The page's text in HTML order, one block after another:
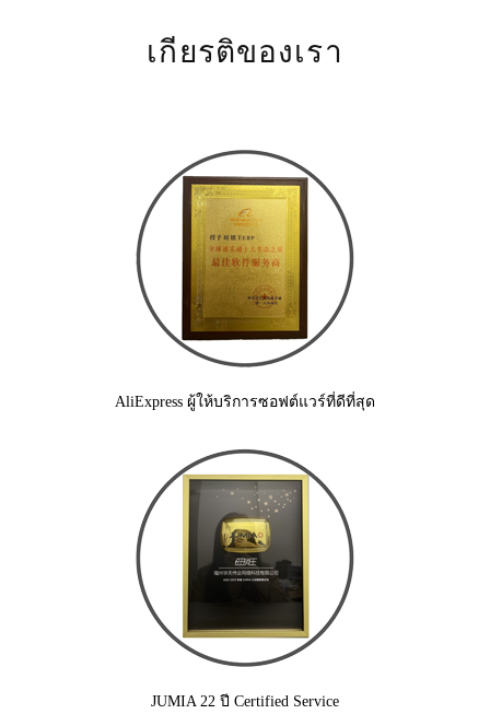
เกียรติของเรา
AliExpress ผู้ให้บริการซอฟต์แวร์ที่ดีที่สุด
JUMIA 22 ปี Certified Service